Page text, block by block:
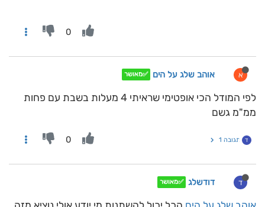
0
א אוהב שלג על הים ✅מאושר
לפי המודל הכי אופטימי שראיתי 4 מעלות בשבת עם פחות
ממ"מ גשם
ד תגובה 1 0
ד דודשלג ✅מאושר